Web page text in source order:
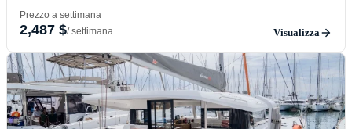
Prezzo a settimana
2,487 $/ settimana Visualizza